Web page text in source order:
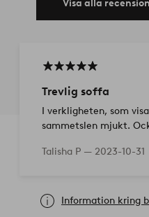
Visa alla
Trevlig soffa
I verkligheten, som
sammetslen mjukt.
Talisha P — 2023-10-31
Information kring